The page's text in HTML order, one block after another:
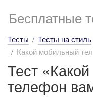
Бесплатные
Тесты
Тесты на стиль
Какой мобильный
Тест
телефон